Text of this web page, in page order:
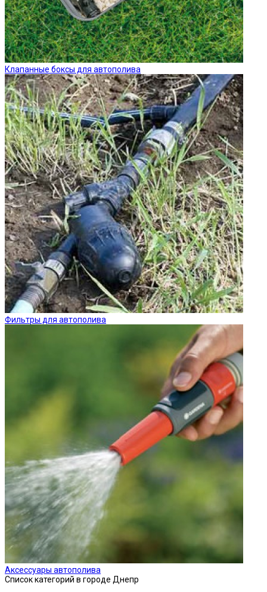
Клапанные боксы для автополива
Фильтры для автополива
Аксессуары автополива
Список категорий в городе Днепр